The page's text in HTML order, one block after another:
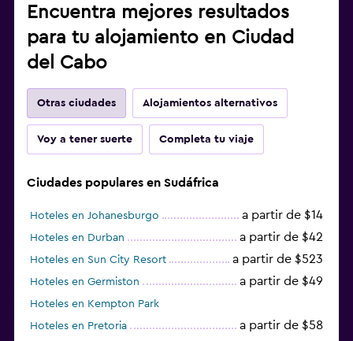
Encuentra mejores resultados
para tu alojamiento en Ciudad
del Cabo
Otras ciudades Alojamientos alternativos
Voy a tener suerte Completa tu viaje
Ciudades populares en Sudáfrica
Hoteles en Johanesburgo a partir de $14
Hoteles en Durban a partir de $42
Hoteles en Sun City Resort a partir de $523
Hoteles en Germiston a partir de $49
Hoteles en Kempton Park
Hoteles en Pretoria
a partir de $58